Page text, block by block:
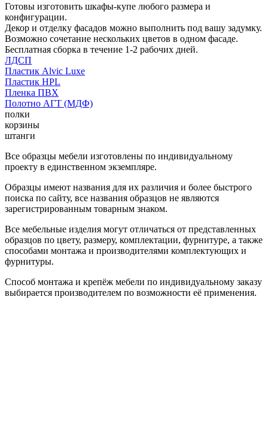
Готовы изготовить шкафы-купе любого размера и
конфигурации.
Декор и отделку фасадов можно выполнить под вашу задумку.
Возможно сочетание нескольких цветов в одном фасаде.
Бесплатная сборка в течение 1-2 рабочих дней.
ЛДСП
Пластик Alvic Luxe
Пластик HPL
Пленка ПВХ
Полотно АГТ (МДФ)
полки
корзины
штанги
Все образцы мебели изготовлены по индивидуальному
проекту в единственном экземпляре.
Образцы имеют названия для их различия и более быстрого
поиска по сайту, все названия образцов не являются
зарегистрированным товарным знаком.
Все мебельные изделия могут отличаться от представленных
образцов по цвету, размеру, комплектации, фурнитуре, а также
способами монтажа и производителями комплектующих и
фурнитуры.
Способ монтажа и крепёж мебели по индивидуальному заказу
выбирается производителем по возможности её применения.